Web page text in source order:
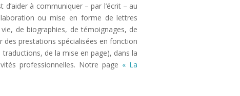
à communiquer – par l’écrit – au
ou mise en forme de lettres
de biographies, de témoignages, de
des prestations spécialisées en fonction
de la mise en page), dans la
professionnelles. Notre page « La